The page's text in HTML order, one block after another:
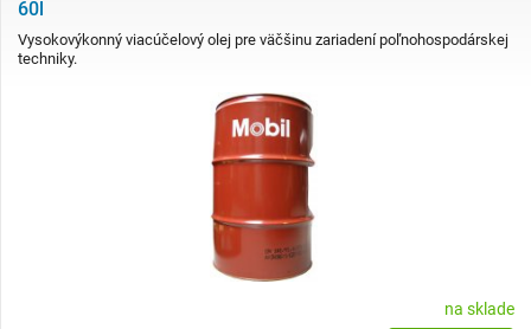
60l
Vysokovýkonný viacúčelový olej pre väčšinu zariadení poľnohospodárskej
techniky.
na sklade